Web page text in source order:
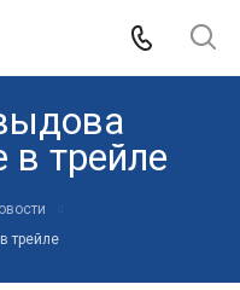
в трейле
трейле